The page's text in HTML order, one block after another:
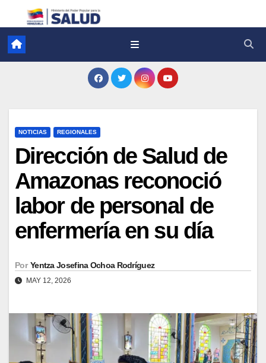
NOTICIAS REGIONALES
Dirección de Salud de
Amazonas reconoció
labor de personal de
enfermería en su día
Por Yentza Josefina Ochoa Rodríguez
MAY 12, 2026